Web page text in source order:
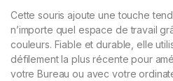
Cette souris ajoute une touche
n’importe quel espace de travail
couleurs. Fiable et durable, elle
défilement la plus récente pour
votre Bureau ou avec votre